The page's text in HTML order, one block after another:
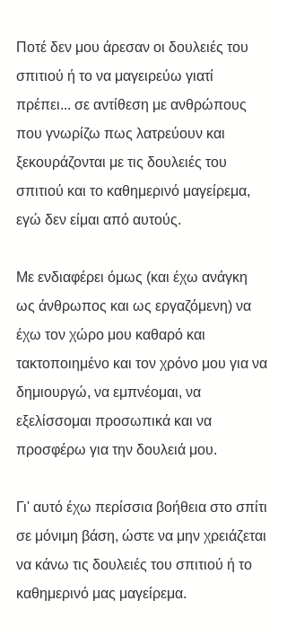
Ποτέ δεν μου άρεσαν οι δουλειές του
σπιτιού ή το να μαγειρεύω γιατί
πρέπει... σε αντίθεση με ανθρώπους
που γνωρίζω πως λατρεύουν και
ξεκουράζονται με τις δουλειές του
σπιτιού και το καθημερινό μαγείρεμα,
εγώ δεν είμαι από αυτούς.
Με ενδιαφέρει όμως (και έχω ανάγκη
ως άνθρωπος και ως εργαζόμενη) να
έχω τον χώρο μου καθαρό και
τακτοποιημένο και τον χρόνο μου για να
δημιουργώ, να εμπνέομαι, να
εξελίσσομαι προσωπικά και να
προσφέρω για την δουλειά μου.
Γι' αυτό έχω περίσσια βοήθεια στο σπίτι
σε μόνιμη βάση, ώστε να μην χρειάζεται
να κάνω τις δουλειές του σπιτιού ή το
καθημερινό μας μαγείρεμα.